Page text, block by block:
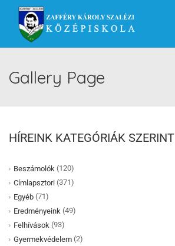
Gallery Page
HÍREINK KATEGÓRIÁK SZERINT
Beszámolók (120)
Címlapsztori (371)
Egyéb (71)
Eredményeink (49)
Felhívások (93)
Gyermekvédelem (2)